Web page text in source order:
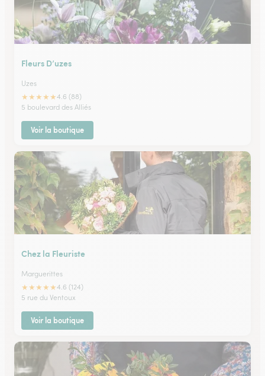
Fleurs D’uzes
Uzes
★★★★★4.6 (88)
5 boulevard des Alliés
Voir la boutique
Chez la Fleuriste
Marguerittes
★★★★★4.6 (124)
5 rue du Ventoux
Voir la boutique